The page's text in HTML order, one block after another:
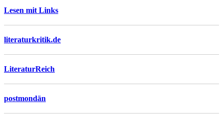
Lesen mit Links
literaturkritik.de
LiteraturReich
postmondän